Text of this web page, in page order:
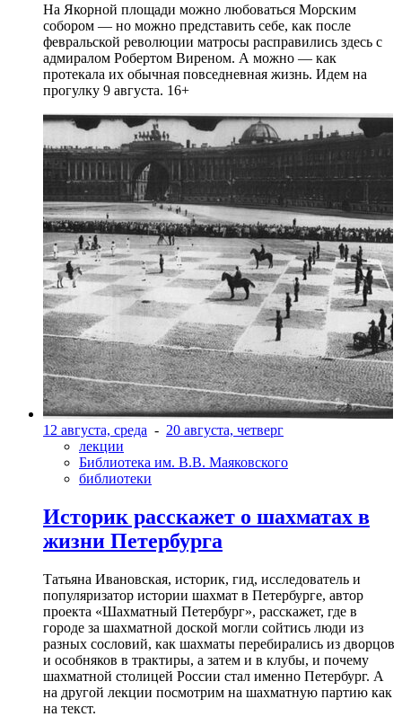
На Якорной площади можно любоваться Морским
собором — но можно представить себе, как после
февральской революции матросы расправились здесь с
адмиралом Робертом Виреном. А можно — как
протекала их обычная повседневная жизнь. Идем на
прогулку 9 августа. 16+
12 августа, среда - 20 августа, четверг
лекции
Библиотека им. В.В. Маяковского
библиотеки
Историк расскажет о шахматах в
жизни Петербурга
Татьяна Ивановская, историк, гид, исследователь и
популяризатор истории шахмат в Петербурге, автор
проекта «Шахматный Петербург», расскажет, где в
городе за шахматной доской могли сойтись люди из
разных сословий, как шахматы перебирались из дворцов
и особняков в трактиры, а затем и в клубы, и почему
шахматной столицей России стал именно Петербург. А
на другой лекции посмотрим на шахматную партию как
на текст.